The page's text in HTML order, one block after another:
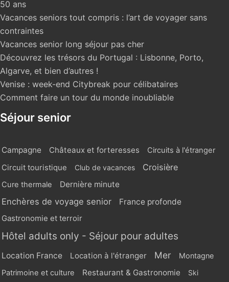
50 ans
Vacances seniors tout compris : l’art de voyager sans
contraintes
Vacances senior long séjour pas cher
Découvrez les trésors du Portugal : Lisbonne, Porto,
Algarve, et bien d’autres !
Venise : week-end Citybreak pour célibataires
Comment faire un tour du monde inoubliable
Séjour senior
Campagne Châteaux et forteresses
Circuits à l'étranger
Circuit touristique
Club de vacances Croisière
Cure thermale Dernière minute
Enchères de voyage senior
France profonde
Gastronomie et terroir
Hôtel adults only - Séjour pour adultes
Location France Location à l'étranger Mer Montagne
Patrimoine et culture Restaurant & Gastronomie Ski